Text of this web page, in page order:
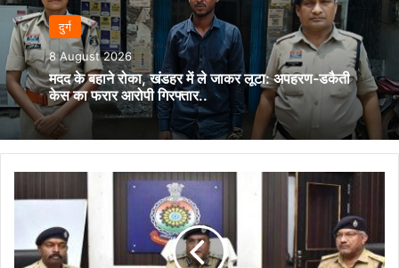
दुर्ग
8 August 2026
मदद के बहाने रोका, खंडहर में ले जाकर लूटा: अपहरण-डकैती
केस का फरार आरोपी गिरफ्तार..
गुम
खोजकर
लौटाए,